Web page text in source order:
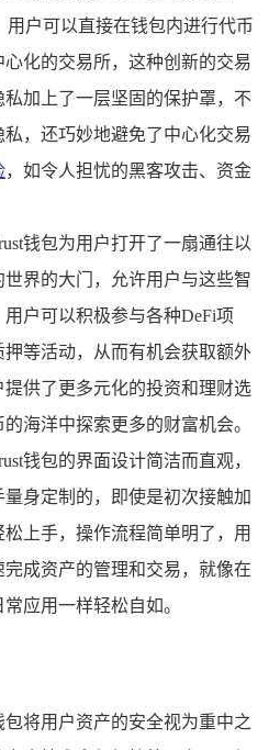
用户可以直接在钱包内进行代币
化的交易所，这种创新的交易
加上了一层坚固的保护罩，不
，还巧妙地避免了中心化交易
，如令人担忧的黑客攻击、资金
钱包为用户打开了一扇通往以
界的大门，允许用户与这些智
户可以积极参与各种DeFi项
押等活动，从而有机会获取额外
供了更多元化的投资和理财选
海洋中探索更多的财富机会。
钱包的界面设计简洁而直观，
身定制的，即使是初次接触加
上手，操作流程简单明了，用
成资产的管理和交易，就像在
应用一样轻松自如。
包将用户资产的安全视为重中之